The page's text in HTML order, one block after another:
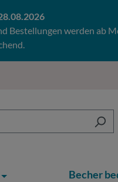
Bestellungen werden ab
Becher